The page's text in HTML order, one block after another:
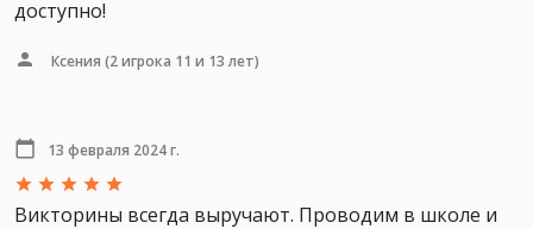
доступно!
Ксения (2 игрока 11 и 13 лет)
13 февраля 2024 г.
Викторины всегда выручают. Проводим в школе и